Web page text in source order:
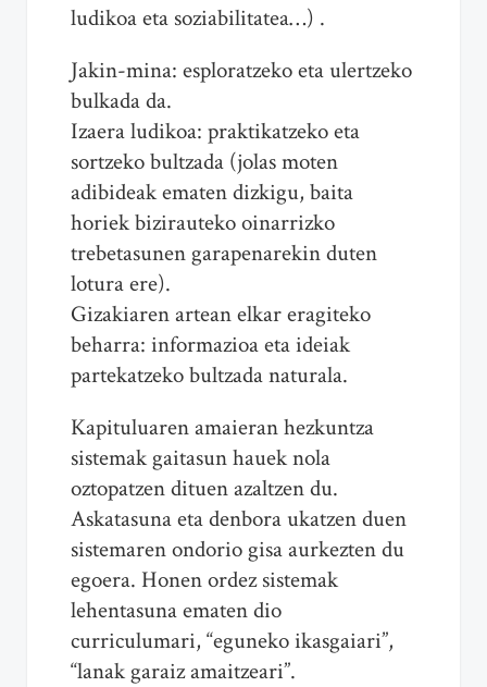
ludikoa eta soziabilitatea…) .
Jakin-mina: esploratzeko eta ulertzeko
bulkada da.
Izaera ludikoa: praktikatzeko eta
sortzeko bultzada (jolas moten
adibideak ematen dizkigu, baita
horiek bizirauteko oinarrizko
trebetasunen garapenarekin duten
lotura ere).
Gizakiaren artean elkar eragiteko
beharra: informazioa eta ideiak
partekatzeko bultzada naturala.
Kapituluaren amaieran hezkuntza
sistemak gaitasun hauek nola
oztopatzen dituen azaltzen du.
Askatasuna eta denbora ukatzen duen
sistemaren ondorio gisa aurkezten du
egoera. Honen ordez sistemak
lehentasuna ematen dio
curriculumari, “eguneko ikasgaiari”,
“lanak garaiz amaitzeari”.